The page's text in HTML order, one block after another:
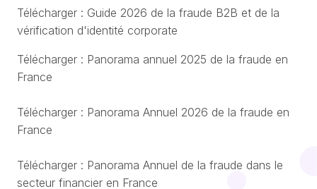
Télécharger : Guide 2026 de la fraude B2B et de la
vérification d'identité corporate
Télécharger : Panorama annuel 2025 de la fraude en
France
Télécharger : Panorama Annuel 2026 de la fraude en
France
Télécharger : Panorama Annuel de la fraude dans le
secteur financier en France